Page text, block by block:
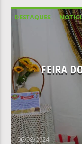
DESTAQUES
NOTÍCIAS NACIONAIS
FEIRA
06/08/2024